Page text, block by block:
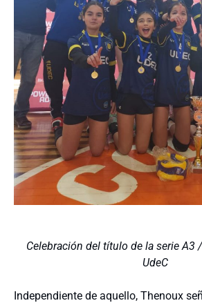
Celebración del título de la serie A3
UdeC
Independiente de aquello, Thenoux